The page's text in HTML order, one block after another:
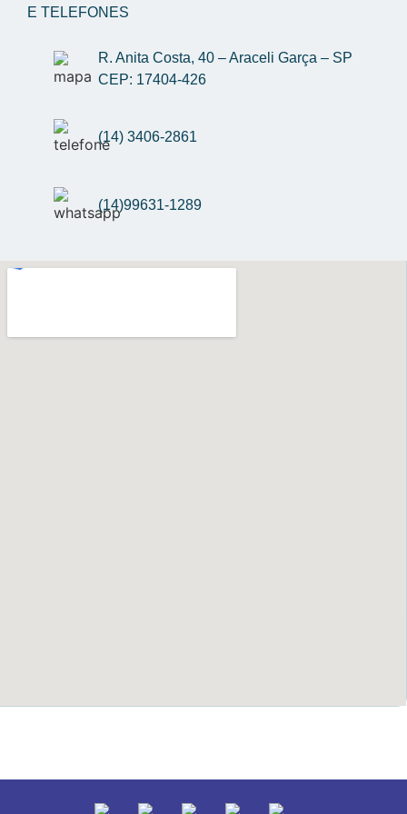
E TELEFONES
R. Anita Costa, 40 – Araceli Garça – SP
CEP: 17404-426
(14) 3406-2861
(14)99631-1289